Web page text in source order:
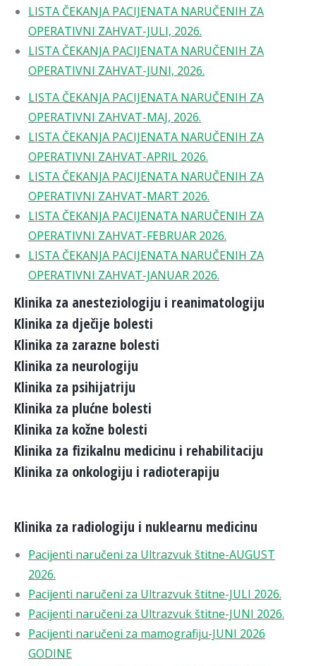
LISTA ČEKANJA PACIJENATA NARUČENIH ZA
OPERATIVNI ZAHVAT-JULI, 2026.
LISTA ČEKANJA PACIJENATA NARUČENIH ZA
OPERATIVNI ZAHVAT-JUNI, 2026.
LISTA ČEKANJA PACIJENATA NARUČENIH ZA
OPERATIVNI ZAHVAT-MAJ, 2026.
LISTA ČEKANJA PACIJENATA NARUČENIH ZA
OPERATIVNI ZAHVAT-APRIL 2026.
LISTA ČEKANJA PACIJENATA NARUČENIH ZA
OPERATIVNI ZAHVAT-MART 2026.
LISTA ČEKANJA PACIJENATA NARUČENIH ZA
OPERATIVNI ZAHVAT-FEBRUAR 2026.
LISTA ČEKANJA PACIJENATA NARUČENIH ZA
OPERATIVNI ZAHVAT-JANUAR 2026.
Klinika za anesteziologiju i reanimatologiju
Klinika za dječije bolesti
Klinika za zarazne bolesti
Klinika za neurologiju
Klinika za psihijatriju
Klinika za plućne bolesti
Klinika za kožne bolesti
Klinika za fizikalnu medicinu i rehabilitaciju
Klinika za onkologiju i radioterapiju
Klinika za radiologiju i nuklearnu medicinu
Pacijenti naručeni za Ultrazvuk štitne-AUGUST
2026.
Pacijenti naručeni za Ultrazvuk štitne-JULI 2026.
Pacijenti naručeni za Ultrazvuk štitne-JUNI 2026.
Pacijenti naručeni za mamografiju-JUNI 2026
GODINE